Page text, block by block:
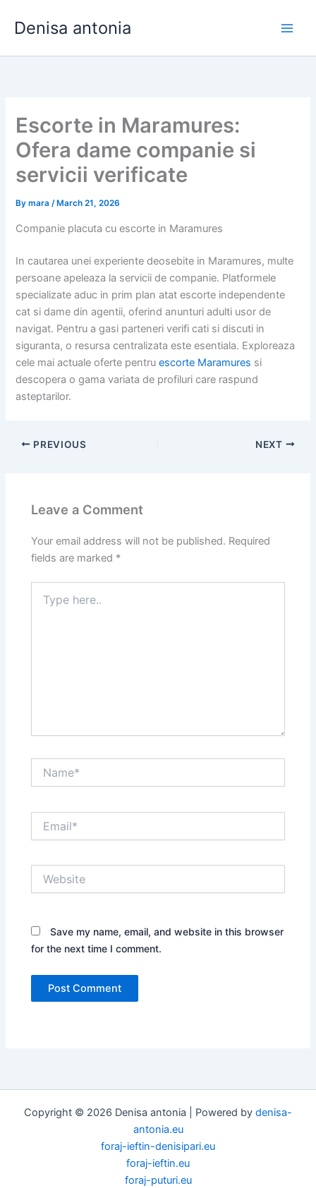
Denisa antonia
Escorte in Maramures:
Ofera dame companie si
servicii verificate
Bymara/ March 21, 2026
Companie placuta cu escorte in Maramures
In cautarea unei experiente deosebite in Maramures, multe
persoane apeleaza la servicii de companie. Platformele
specializate aduc in prim plan atat escorte independente
cat si dame din agentii, oferind anunturi adulti usor de
navigat. Pentru a gasi parteneri verifi cati si discuti in
siguranta, o resursa centralizata este esentiala. Exploreaza
cele mai actuale oferte pentruescorte Maramures si
descopera o gama variata de profiluri care raspund
asteptarilor.
PREVIOUS NEXT
Leave a Comment
Your email address will not be published. Required
fields are marked *
here..
Save my name, email, and website in this browser
for the next time I comment.
Copyright © 2026 Denisa antonia | Powered by denisa-
antonia.eu
foraj-ieftin-denisipari.eu
foraj-ieftin.eu
foraj-puturi.eu